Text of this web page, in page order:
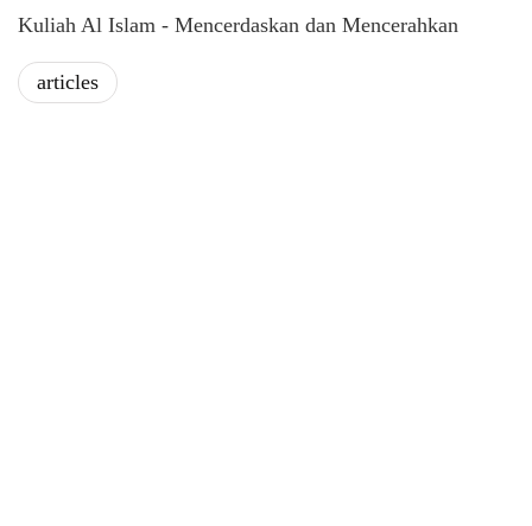
Kuliah Al Islam - Mencerdaskan dan Mencerahkan
articles